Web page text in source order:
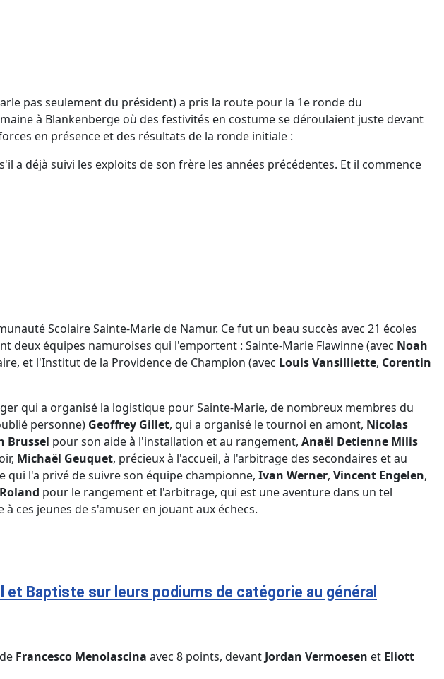
pas seulement du président) a pris la route pour la 1e ronde du
à Blankenberge où des festivités en costume se déroulaient juste devant
en présence et des résultats de la ronde initiale :
a déjà suivi les exploits de son frère les années précédentes. Et il commence
Scolaire Sainte-Marie de Namur. Ce fut un beau succès avec 21 écoles
deux équipes namuroises qui l'emportent : Sainte-Marie Flawinne (avec Noah
et l'Institut de la Providence de Champion (avec Louis Vansilliette, Corentin
qui a organisé la logistique pour Sainte-Marie, de nombreux membres du
personne) Geoffrey Gillet, qui a organisé le tournoi en amont, Nicolas
Brussel pour son aide à l'installation et au rangement, Anaël Detienne Milis
Michaël Geuquet, précieux à l'accueil, à l'arbitrage des secondaires et au
l'a privé de suivre son équipe championne, Ivan Werner, Vincent Engelen,
pour le rangement et l'arbitrage, qui est une aventure dans un tel
ces jeunes de s'amuser en jouant aux échecs.
et Baptiste sur leurs podiums de catégorie au général
Francesco Menolascina avec 8 points, devant Jordan Vermoesen et Eliott